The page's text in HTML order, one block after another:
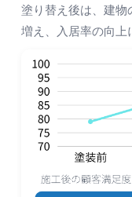
塗り替え後は、建
増え、入居率の向上